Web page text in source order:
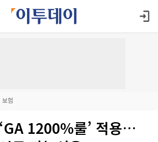
보험
1200%룰’ 적용…